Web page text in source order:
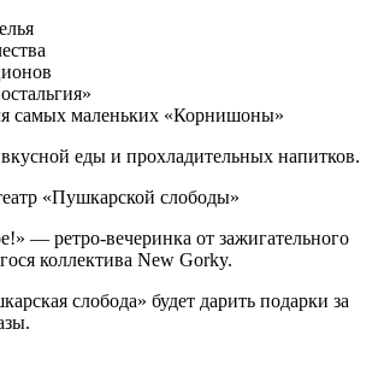
самых маленьких «Корнишоны»
вкусной еды и прохладительных напитков.
«Пушкарской слободы»
— ретро-вечеринка от зажигательного
коллектива New Gorky.
слобода» будет дарить подарки за